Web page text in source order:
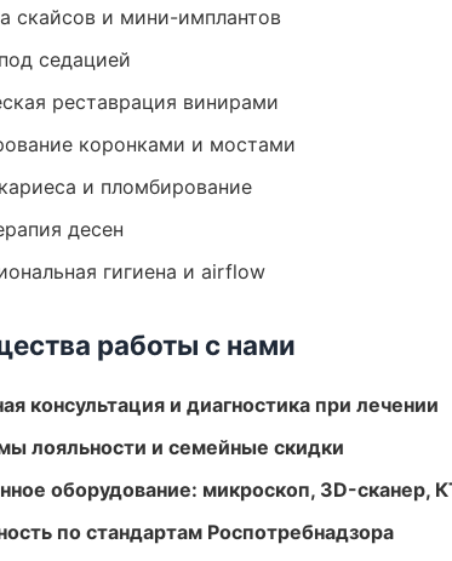
скайсов и мини-имплантов
седацией
реставрация винирами
коронками и мостами
и пломбирование
десен
гигиена и airflow
работы с нами
консультация и диагностика при лечении
лояльности и семейные скидки
оборудование: микроскоп, 3D-сканер,
по стандартам Роспотребнадзора